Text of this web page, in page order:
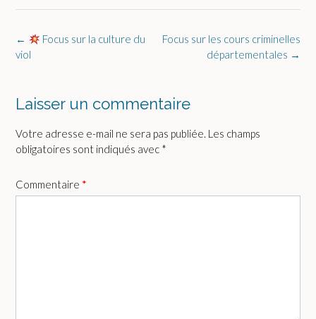
Post
navigation
Focus sur les cours criminelles
départementales →
←
Focus sur la culture du
viol
Laisser un commentaire
Votre adresse e-mail ne sera pas publiée. Les champs
obligatoires sont indiqués avec *
Commentaire *